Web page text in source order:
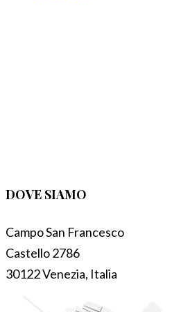
DOVE SIAMO
Campo San Francesco
Castello 2786
30122 Venezia, Italia